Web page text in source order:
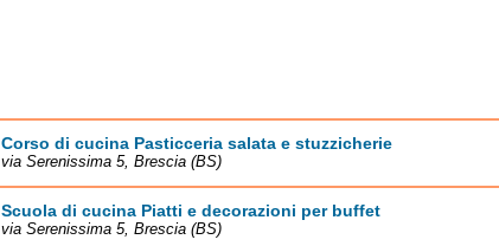
Corso di cucina Pasticceria salata e stuzzicherie
via Serenissima 5, Brescia (BS)
Scuola di cucina Piatti e decorazioni per buffet
via Serenissima 5, Brescia (BS)